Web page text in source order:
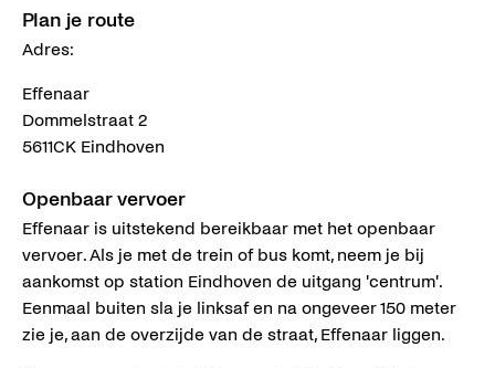
Plan je route
Adres:
Effenaar
Dommelstraat 2
5611CK Eindhoven
Openbaar vervoer
Effenaar is uitstekend bereikbaar met het openbaar
vervoer. Als je met de trein of bus komt, neem je bij
aankomst op station Eindhoven de uitgang 'centrum'.
Eenmaal buiten sla je linksaf en na ongeveer 150 meter
zie je, aan de overzijde van de straat, Effenaar liggen.